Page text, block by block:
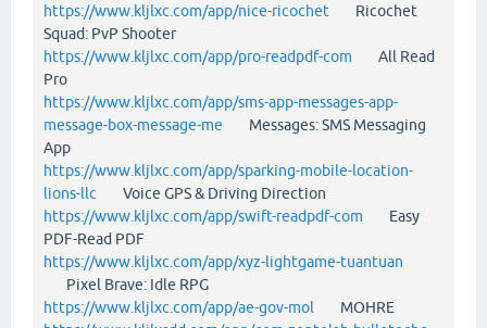
https://www.kljlxc.com/app/nice-ricochet Ricochet
Squad: PvP Shooter
https://www.kljlxc.com/app/pro-readpdf-com All Read
Pro
https://www.kljlxc.com/app/sms-app-messages-app-
message-box-message-me Messages: SMS Messaging
App
https://www.kljlxc.com/app/sparking-mobile-location-
lions-llc Voice GPS & Driving Direction
https://www.kljlxc.com/app/swift-readpdf-com Easy
PDF-Read PDF
https://www.kljlxc.com/app/xyz-lightgame-tuantuan
Pixel Brave: Idle RPG
https://www.kljlxc.com/app/ae-gov-mol MOHRE